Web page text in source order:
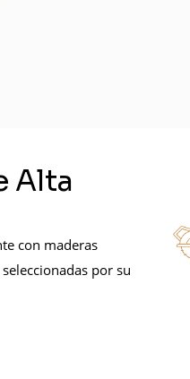
Alta
con maderas
por su